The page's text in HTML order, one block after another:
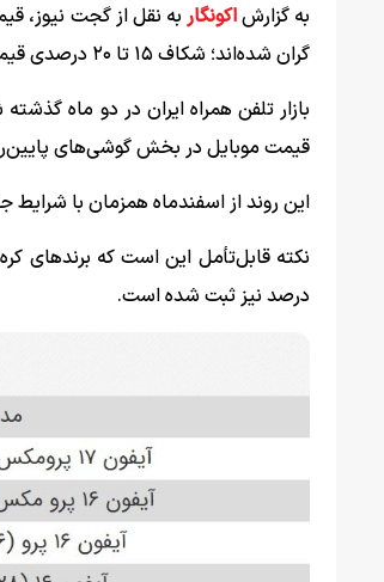
به گزارشاکونگار
گران شده‌اند؛ شکاف ۱۵ تا ۲۰ درصدی قیمت واردکننده با پلتفرم‌های فروش آنلاین نیز به این التهاب دامن زده است.
بازار تلفن همراه ایران در دو ماه
قیمت موبایل در بخش گوشی‌های پایین‌رده که
این روند از اسفندماه همزمان با
درصد نیز ثبت شده است.